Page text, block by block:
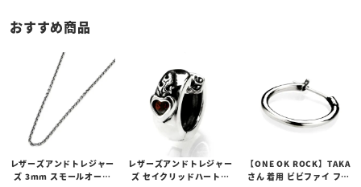
おすすめ商品
レザーズアンドトレジャー
ズ 3mm スモールオーバ
レザーズアンドトレジャー
ズ セイクリッドハートピ
【ONE OK ROCK】TAKA
さん 着用 ビビファイ フー